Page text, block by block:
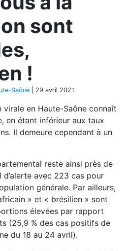
sont
!
Saône 29 avril 2021
en Haute-Saône connaît
en étant inférieur aux taux
Il demeure cependant à un
reste ainsi près de
avec 223 cas pour
générale. Par ailleurs,
» et « brésilien » sont
élevées par rapport
(25,9 % des cas positifs de
du 18 au 24 avril).